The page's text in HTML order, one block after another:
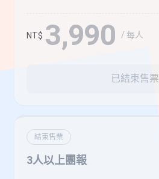
NT$ 3,990 / 每人
已結束售票
結束售票
3人以上團報